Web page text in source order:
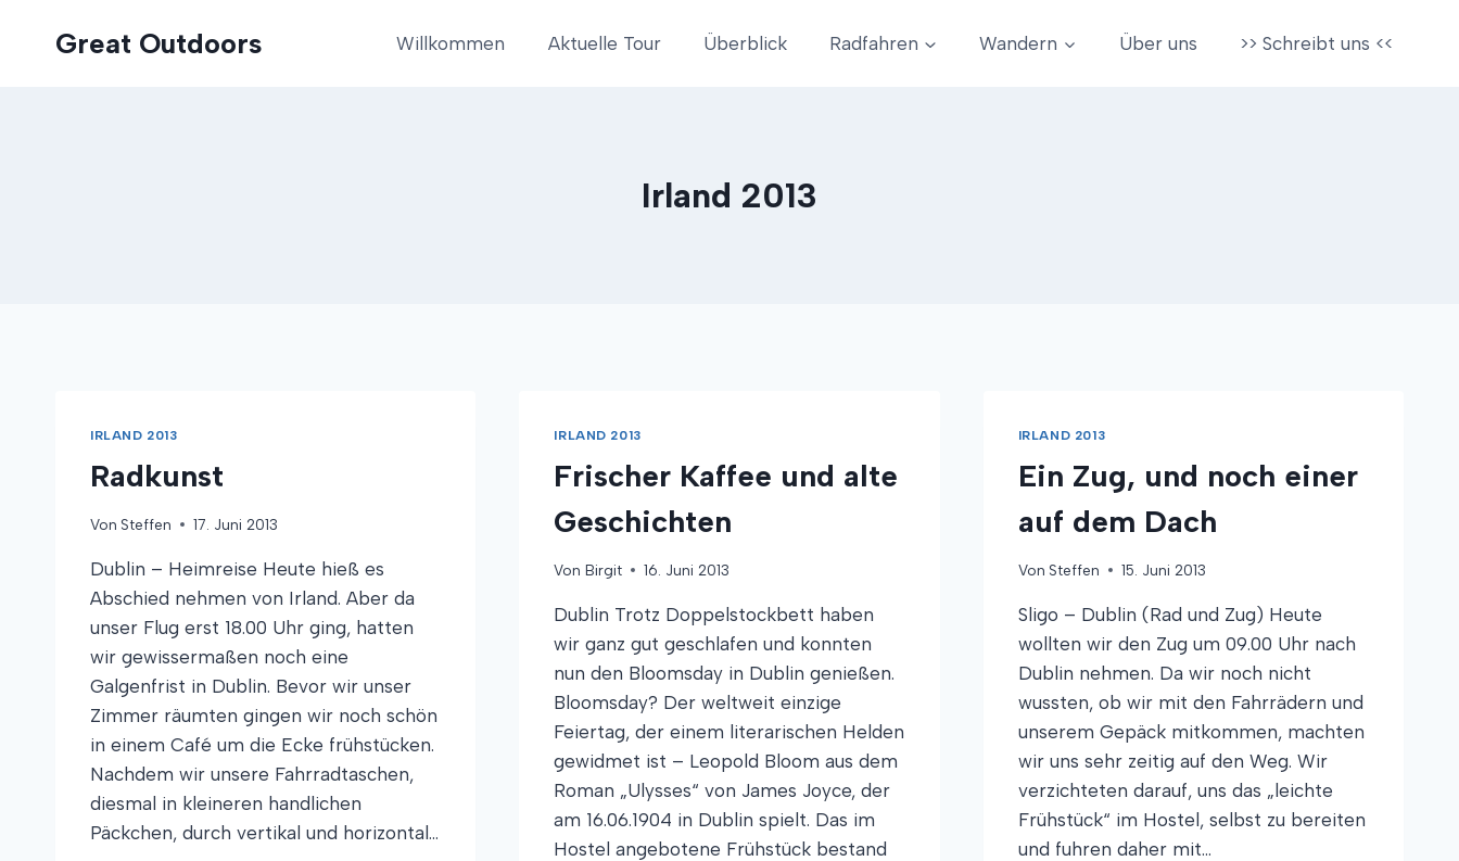
Great Outdoors Willkommen Aktuelle Tour Überblick Radfahren Wandern Über uns >> Schreibt uns <<
Irland 2013
IRLAND 2013
Radkunst
Von Steffen 17. Juni 2013
Dublin – Heimreise Heute hieß es
Abschied nehmen von Irland. Aber da
unser Flug erst 18.00 Uhr ging, hatten
wir gewissermaßen noch eine
Galgenfrist in Dublin. Bevor wir unser
Zimmer räumten gingen wir noch schön
in einem Café um die Ecke frühstücken.
Nachdem wir unsere Fahrradtaschen,
diesmal in kleineren handlichen
Päckchen, durch vertikal und horizontal…
IRLAND 2013
Frischer Kaffee und alte
Geschichten
Von Birgit 16. Juni 2013
Dublin Trotz Doppelstockbett haben
wir ganz gut geschlafen und konnten
nun den Bloomsday in Dublin genießen.
Bloomsday? Der weltweit einzige
Feiertag, der einem literarischen Helden
gewidmet ist – Leopold Bloom aus dem
Roman „Ulysses“ von James Joyce, der
am 16.06.1904 in Dublin spielt. Das im
Hostel angebotene Frühstück bestand
IRLAND 2013
Ein Zug, und noch einer
auf dem Dach
Von Steffen 15. Juni 2013
Sligo – Dublin (Rad und Zug) Heute
wollten wir den Zug um 09.00 Uhr nach
Dublin nehmen. Da wir noch nicht
wussten, ob wir mit den Fahrrädern und
unserem Gepäck mitkommen, machten
wir uns sehr zeitig auf den Weg. Wir
verzichteten darauf, uns das „leichte
Frühstück“ im Hostel, selbst zu bereiten
und fuhren daher mit…